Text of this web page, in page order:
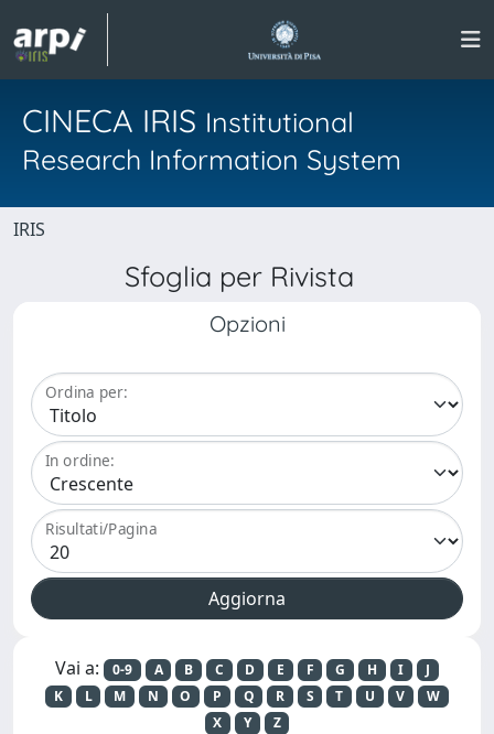
CINECA IRIS Institutional
Research Information System
IRIS
Sfoglia per Rivista
Opzioni
Ordina per:
In ordine:
Risultati/Pagina
Vai a: 0-9 A B C D E F G H I
J
K
L M N O P Q R S T U V
W
X
Y Z